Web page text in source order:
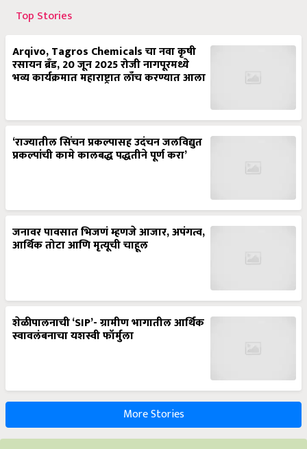
Top Stories
Arqivo, Tagros Chemicals चा नवा कृषी
रसायन ब्रँड, 20 जून 2025 रोजी नागपूरमध्ये
भव्य कार्यक्रमात महाराष्ट्रात लाँच करण्यात आला
‘राज्यातील सिंचन प्रकल्पासह उदंचन जलविद्युत
प्रकल्पांची कामे कालबद्ध पद्धतीने पूर्ण करा’
जनावर पावसात भिजणं म्हणजे आजार, अपंगत्व,
आर्थिक तोटा आणि मृत्यूची चाहूल
शेळीपालनाची ‘SIP’- ग्रामीण भागातील आर्थिक
स्वावलंबनाचा यशस्वी फॉर्मुला
More Stories